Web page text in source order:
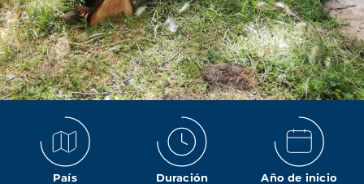
País Duración Año de inicio